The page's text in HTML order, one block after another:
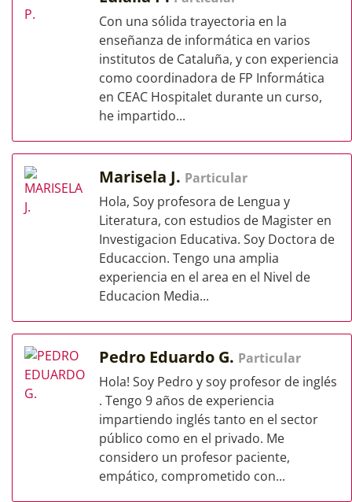
Con una sólida trayectoria en la
enseñanza de informática en varios
institutos de Cataluña, y con experiencia
como coordinadora de FP Informática
en CEAC Hospitalet durante un curso,
he impartido...
Marisela J. Particular
Hola, Soy profesora de Lengua y
Literatura, con estudios de Magister en
Investigacion Educativa. Soy Doctora de
Educaccion. Tengo una amplia
experiencia en el area en el Nivel de
Educacion Media...
Pedro Eduardo G. Particular
Hola! Soy Pedro y soy profesor de inglés
. Tengo 9 años de experiencia
impartiendo inglés tanto en el sector
público como en el privado. Me
considero un profesor paciente,
empático, comprometido con...